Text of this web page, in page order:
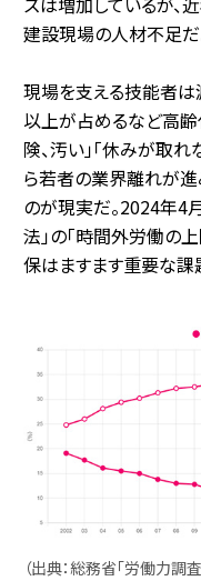
建設現場の人材不足だ
現場を支える技能者は
以上が占めるなど高齢
険、汚い」「休みが取れ
ら若者の業界離れが
のが現実だ。2024年4
法」の「時間外労働の
保はますます重要な課
（出典：総務省「労働力調